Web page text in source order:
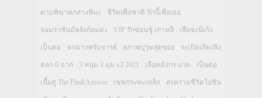
ดาบพิฆาตกลางหิมะ ชีวิตเพื่อชาติ รักนี้เพื่อเธอ
จอมราชันบัลลังก์อมตะ VIP รักซ่อนชู้ เกาหลี เสือชะนีเก้ง
เป็นต่อ หกฉากครับจารย์ สุภาพบุรุษสุดซอย ระเบิดเถิดเทิง
ตลก 6 ฉาก 3 หนุ่ม 3 มุม x2 2021 เลือดมังกร แรด เป็นต่อ
เนื้อคู่ The Final Answer เชฟกระทะเหล็ก สงครามชีวิตโอชิน